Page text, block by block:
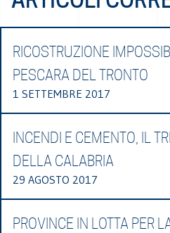
RICOSTRUZIONE
PESCARA DEL TRONTO
1 SETTEMBRE 2017
INCENDI E CEMENTO, IL
DELLA CALABRIA
29 AGOSTO 2017
PROVINCE IN LOTTA PER